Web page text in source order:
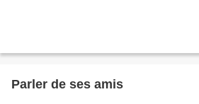
Parler de ses amis